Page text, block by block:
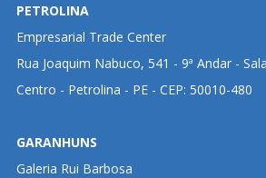
PETROLINA
Empresarial Trade Center
Rua Joaquim Nabuco, 541 - 9ª Andar -
Centro - Petrolina - PE - CEP: 50010-480
GARANHUNS
Galeria Rui Barbosa